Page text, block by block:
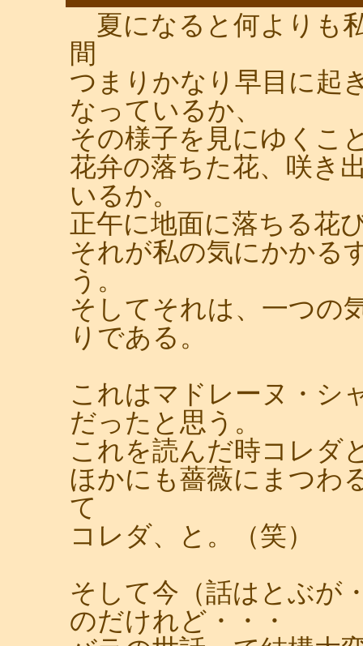
夏になると何よりも
間
つまりかなり早目に起
なっているか、
その様子を見にゆくこ
花弁の落ちた花、咲き
いるか。
正午に地面に落ちる花
それが私の気にかかる
う。
そしてそれは、一つの
りである。
これはマドレーヌ・シ
だったと思う。
これを読んだ時コレダ
ほかにも薔薇にまつわ
て
コレダ、と。（笑）
そして今（話はとぶが
のだけれど・・・